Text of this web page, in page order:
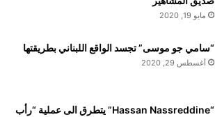
مايو 19, 2020
“سامي جو موسى” تجسد الواقع اللبناني بطريقتها
أغسطس 29, 2020
“Hassan Nassreddine” يتطرق الى عملية “رأب